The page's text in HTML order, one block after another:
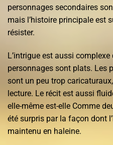
personnages secondaires
mais l’histoire principale est
résister.
L’intrigue est aussi
personnages sont plats. Les
sont un peu trop
lecture. Le récit est aussi
elle-même est-elle Comme
été surpris par la façon dont
maintenu en haleine.